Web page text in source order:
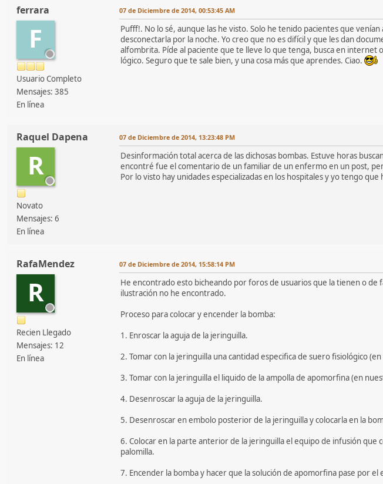
ferrara
F
Usuario Completo
Mensajes: 385
En línea
07 de Diciembre de 2014, 00:53:45 AM
Pufff!. No lo sé, aunque las he visto. Solo he tenido pacientes que
desconectarla por la noche. Yo creo que no es difícil y que les dan
alfombrita. Píde al paciente que te lleve lo que tenga, busca en
lógico. Seguro que te sale bien, y una cosa más que aprendes. Ciao.
Raquel Dapena
R
Novato
Mensajes: 6
En línea
07 de Diciembre de 2014, 13:23:48 PM
Desinformación total acerca de las dichosas bombas. Estuve horas
encontré fue el comentario de un familiar de un enfermo en un post,
Por lo visto hay unidades especializadas en los hospitales y yo tengo
RafaMendez
R
Recien Llegado
Mensajes: 12
En línea
07 de Diciembre de 2014, 15:58:14 PM
He encontrado esto bicheando por foros de usuarios que la tienen o de
ilustración no he encontrado.
Proceso para colocar y encender la bomba:
1. Enroscar la aguja de la jeringuilla.
2. Tomar con la jeringuilla una cantidad especifica de suero fisiológico
3. Tomar con la jeringuilla el liquido de la ampolla de apomorfina (en
4. Desenroscar la aguja de la jeringuilla.
5. Desenroscar en embolo posterior de la jeringuilla y colocarla en la
6. Colocar en la parte anterior de la jeringuilla el equipo de infusión
palomilla.
7. Encender la bomba y hacer que la solución de apomorfina pase por el